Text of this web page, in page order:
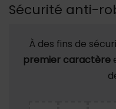
Sécurité anti-
À des fins de
premier caractère